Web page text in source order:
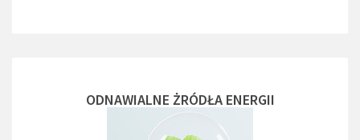
ODNAWIALNE ŻRÓDŁA ENERGII